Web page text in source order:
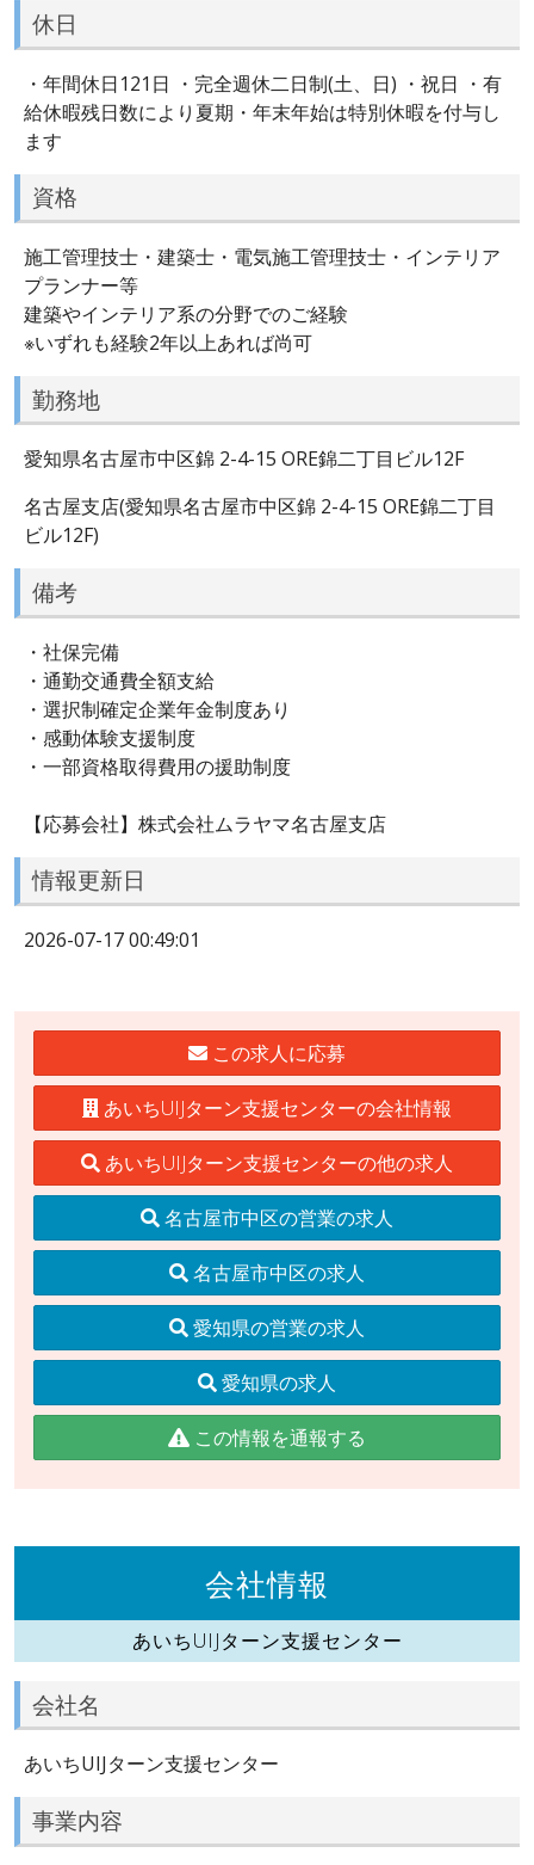
休日
・年間休日121日 ・完全週休二日制(土、日) ・祝日 ・有
給休暇残日数により夏期・年末年始は特別休暇を付与し
ます
資格
施工管理技士・建築士・電気施工管理技士・インテリア
プランナー等
建築やインテリア系の分野でのご経験
※いずれも経験2年以上あれば尚可
勤務地
愛知県名古屋市中区錦 2-4-15 ORE錦二丁目ビル12F
名古屋支店(愛知県名古屋市中区錦 2-4-15 ORE錦二丁目
ビル12F)
備考
・社保完備
・通勤交通費全額支給
・選択制確定企業年金制度あり
・感動体験支援制度
・一部資格取得費用の援助制度
【応募会社】株式会社ムラヤマ名古屋支店
情報更新日
2026-07-17 00:49:01
この求人に応募
あいちUIJターン支援センターの会社情報
あいちUIJターン支援センターの他の求人
名古屋市中区の営業の求人
名古屋市中区の求人
愛知県の営業の求人
愛知県の求人
この情報を通報する
会社情報
あいちUIJターン支援センター
会社名
あいちUIJターン支援センター
事業内容